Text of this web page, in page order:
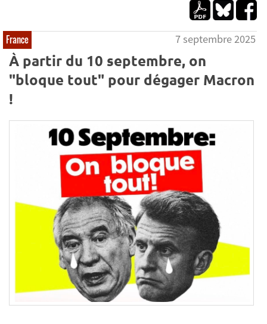
France 7 septembre 2025
À partir du 10 septembre, on
"bloque tout" pour dégager Macron
!